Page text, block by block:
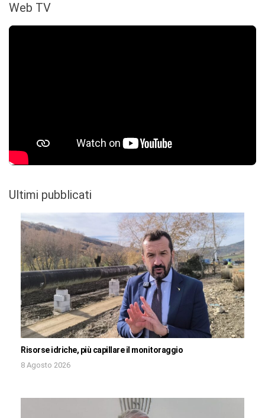
Web TV
Ultimi pubblicati
Risorse idriche, più capillare il monitoraggio
8 Agosto 2026